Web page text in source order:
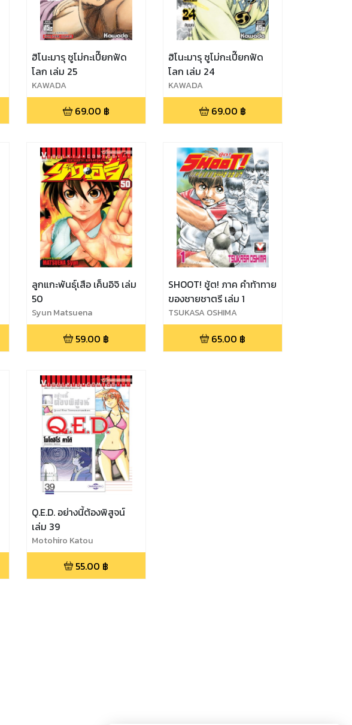
ฮิโนะมารุ ซูโม่กะเปี๊ยกฟัด
โลก เล่ม 25
KAWADA
69.00 ฿
ฮิโนะมารุ ซูโม่กะเปี๊ยกฟัด
โลก เล่ม 24
KAWADA
69.00 ฿
ลูกแกะพันธุ์เสือ เค็นอิจิ เล่ม
50
Syun Matsuena
59.00 ฿
SHOOT! ชู้ต! ภาค คำท้าทาย
ของชายชาตรี เล่ม 1
TSUKASA OSHIMA
65.00 ฿
Q.E.D. อย่างนี้ต้องพิสูจน์
เล่ม 39
Motohiro Katou
55.00 ฿